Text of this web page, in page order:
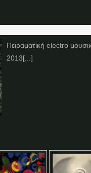
Πειραματική electro
2013[...]